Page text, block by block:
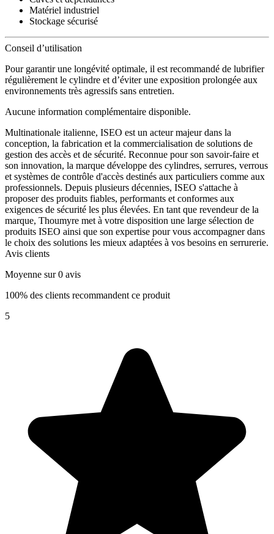
Matériel industriel
Stockage sécurisé
Conseil d’utilisation
Pour garantir une longévité optimale, il est recommandé de lubrifier
régulièrement le cylindre et d’éviter une exposition prolongée aux
environnements très agressifs sans entretien.
Aucune information complémentaire disponible.
Multinationale italienne, ISEO est un acteur majeur dans la
conception, la fabrication et la commercialisation de solutions de
gestion des accès et de sécurité. Reconnue pour son savoir-faire et
son innovation, la marque développe des cylindres, serrures, verrous
et systèmes de contrôle d'accès destinés aux particuliers comme aux
professionnels. Depuis plusieurs décennies, ISEO s'attache à
proposer des produits fiables, performants et conformes aux
exigences de sécurité les plus élevées. En tant que revendeur de la
marque, Thoumyre met à votre disposition une large sélection de
produits ISEO ainsi que son expertise pour vous accompagner dans
le choix des solutions les mieux adaptées à vos besoins en serrurerie.
Avis clients
Moyenne sur 0 avis
100% des clients recommandent ce produit
5